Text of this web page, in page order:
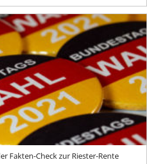
Fakten-Check zur Riester-Rente